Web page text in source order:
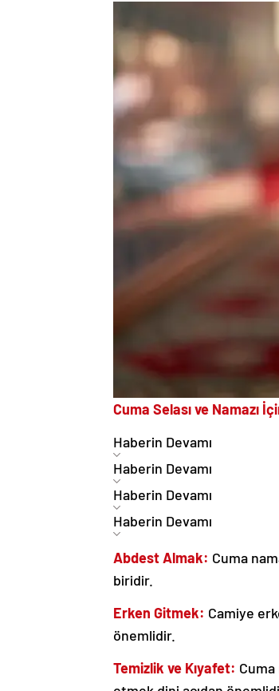
Cuma Selası ve Namazı
Haberin Devamı
Haberin Devamı
Haberin Devamı
Haberin Devamı
Abdest Almak: Cuma
biridir.
Erken Gitmek: Camiye
önemlidir.
Temizlik ve Kıyafet: